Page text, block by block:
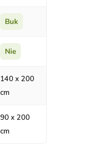
Buk
Nie
140 x 200
cm
90 x 200
cm